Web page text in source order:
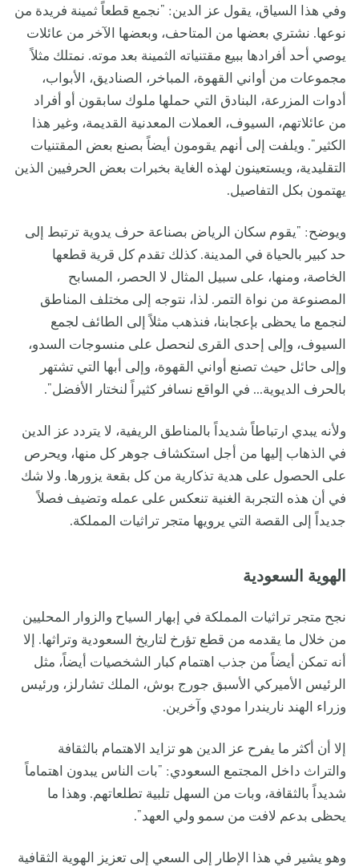
وفي هذا السياق، يقول عز الدين: "نجمع قطعاً ثمينة فريدة من
نوعها. نشتري بعضها من المتاحف، وبعضها الآخر من عائلات
يوصي أحد أفرادها ببيع مقتنياته الثمينة بعد موته. نمتلك مثلاً
مجموعات من أواني القهوة، المباخر، الصناديق، الأبواب،
أدوات المزرعة، البنادق التي حملها ملوك سابقون أو أفراد
من عائلاتهم، السيوف، العملات المعدنية القديمة، وغير هذا
الكثير". ويلفت إلى أنهم يقومون أيضاً بصنع بعض المقتنيات
التقليدية، ويستعينون لهذه الغاية بخبرات بعض الحرفيين الذين
يهتمون بكل التفاصيل.
ويوضح: "يقوم سكان الرياض بصناعة حرف يدوية ترتبط إلى
حد كبير بالحياة في المدينة. كذلك تقدم كل قرية قطعها
الخاصة، ومنها، على سبيل المثال لا الحصر، المسابح
المصنوعة من نواة التمر. لذا، نتوجه إلى مختلف المناطق
لنجمع ما يحظى بإعجابنا، فنذهب مثلاً إلى الطائف لجمع
السيوف، وإلى إحدى القرى لنحصل على منسوجات السدو،
وإلى حائل حيث تصنع أواني القهوة، وإلى أبها التي تشتهر
بالحرف الديوية... في الواقع نسافر كثيراً لنختار الأفضل".
ولأنه يبدي ارتباطاً شديداً بالمناطق الريفية، لا يتردد عز الدين
في الذهاب إليها من أجل استكشاف جوهر كل منها، ويحرص
على الحصول على هدية تذكارية من كل بقعة يزورها. ولا شك
في أن هذه التجربة الغنية تنعكس على عمله وتضيف فصلاً
جديداً إلى القصة التي يرويها متجر تراثيات المملكة.
الهوية السعودية
نجح متجر تراثيات المملكة في إبهار السياح والزوار المحليين
من خلال ما يقدمه من قطع تؤرخ لتاريخ السعودية وتراثها. إلا
أنه تمكن أيضاً من جذب اهتمام كبار الشخصيات أيضاً، مثل
الرئيس الأميركي الأسبق جورج بوش، الملك تشارلز، ورئيس
وزراء الهند ناريندرا مودي وآخرين.
إلا أن أكثر ما يفرح عز الدين هو تزايد الاهتمام بالثقافة
والتراث داخل المجتمع السعودي: "بات الناس يبدون اهتماماً
شديداً بالثقافة، وبات من السهل تلبية تطلعاتهم. وهذا ما
يحظى بدعم لافت من سمو ولي العهد".
وهو يشير في هذا الإطار إلى السعي إلى تعزيز الهوية الثقافية